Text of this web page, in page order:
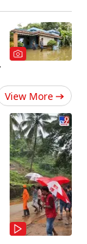
View More